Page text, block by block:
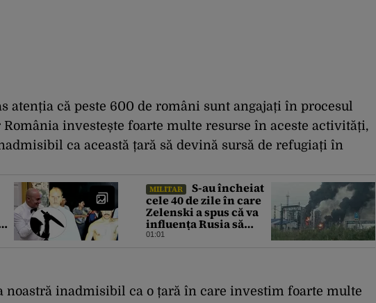
atenția că peste 600 de români sunt angajați în procesul
investește foarte multe resurse în aceste activități,
ca această țară să devină sursă de refugiați în
MILITAR
S-au încheiat
cele 40 de zile în care
Zelenski a spus că va
influența Rusia să
ceară pace. Ce
01:01
noastră inadmisibil ca o țară în care investim foarte multe